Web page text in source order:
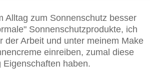
Alltag zum Sonnenschutz besser
Sonnenschutzprodukte, ich
der Arbeit und unter meinem Make
einreiben, zumal diese
Eigenschaften haben.